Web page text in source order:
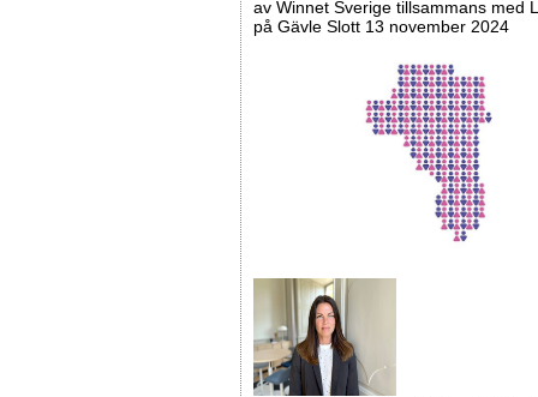
av Winnet Sverige tillsammans med
på Gävle Slott 13 november 2024